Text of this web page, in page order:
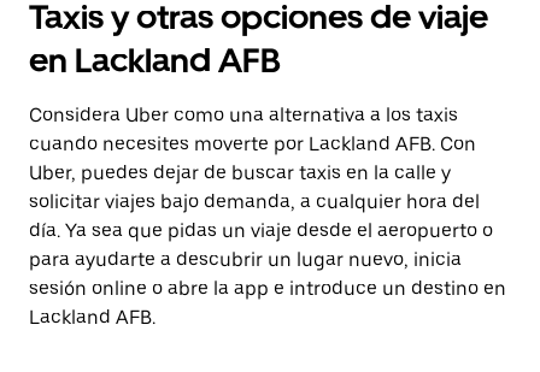
Taxis y otras opciones de viaje
en Lackland AFB
Considera Uber como una alternativa a los taxis
cuando necesites moverte por Lackland AFB. Con
Uber, puedes dejar de buscar taxis en la calle y
solicitar viajes bajo demanda, a cualquier hora del
día. Ya sea que pidas un viaje desde el aeropuerto o
para ayudarte a descubrir un lugar nuevo, inicia
sesión online o abre la app e introduce un destino en
Lackland AFB.